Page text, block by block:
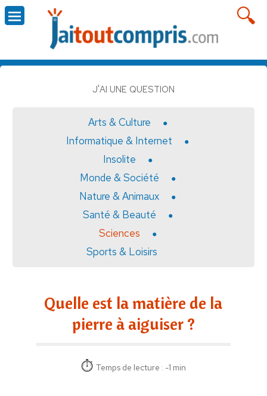
J'AI UNE QUESTION
Arts & Culture
Informatique & Internet
Insolite
Monde & Société
Nature & Animaux
Santé & Beauté
Sciences
Sports & Loisirs
Quelle est la matière de la
pierre à aiguiser ?
Temps de lecture : -1 min